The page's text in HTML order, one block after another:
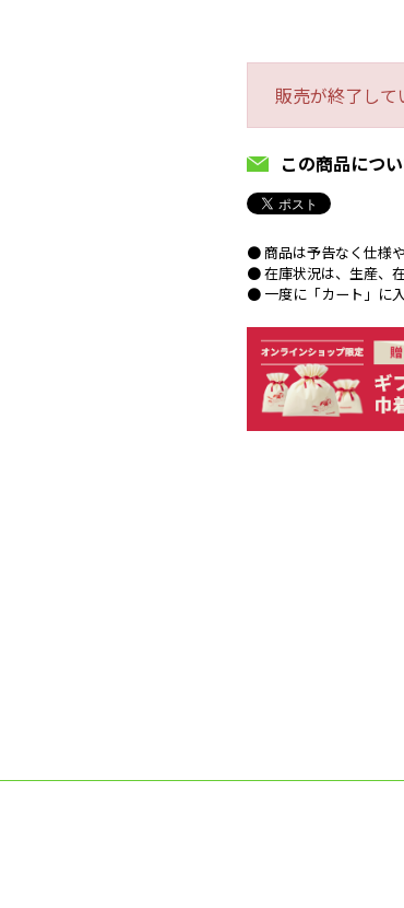
販売が終了して
この商品につ
● 商品は予告なく仕様
● 在庫状況は、生産、
● 一度に「カート」に